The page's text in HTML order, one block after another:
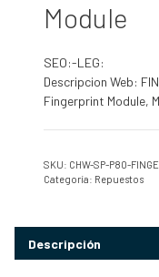
Module
SEO:-LEG:
Descripcion Web:
Fingerprint Module,
SKU: CHW-SP-P80-
Categoría: Repuestos
Descripción